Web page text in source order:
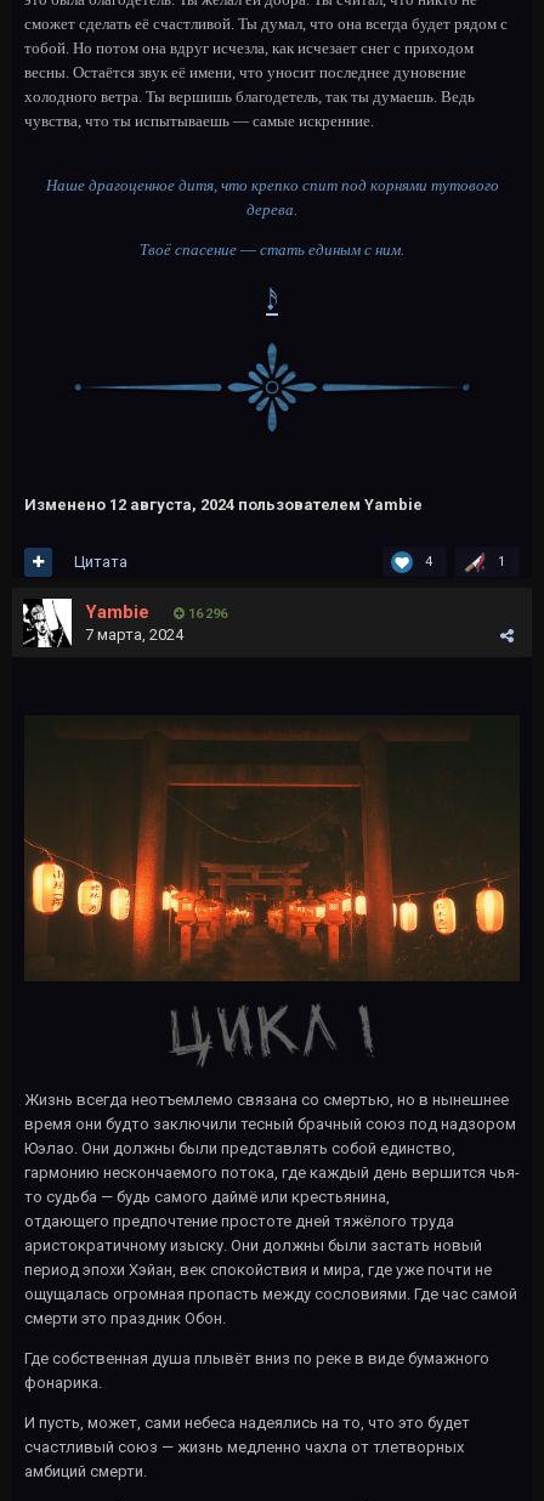
сможет сделать её счастливой. Ты думал, что она всегда будет рядом с
тобой. Но потом она вдруг исчезла, как исчезает снег с приходом
весны. Остаётся звук её имени, что уносит последнее дуновение
холодного ветра. Ты вершишь благодетель, так ты думаешь. Ведь
чувства, что ты испытываешь — самые искренние.
Наше драгоценное дитя, что крепко спит под корнями тутового
дерева.
Твоё спасение — стать единым с ним.
𝆺𝅥𝅯
Изменено 12 августа, 2024 пользователем Yambie
4 1
Цитата
Yambie 16 296
7 марта, 2024
Жизнь всегда неотъемлемо связана со смертью, но в нынешнее
время они будто заключили тесный брачный союз под надзором
Юэлао. Они должны были представлять собой единство,
гармонию нескончаемого потока, где каждый день вершится чья-
то судьба — будь самого даймё или крестьянина,
отдающего предпочтение простоте дней тяжёлого труда
аристократичному изыску. Они должны были застать новый
период эпохи Хэйан, век спокойствия и мира, где уже почти не
ощущалась огромная пропасть между сословиями. Где час самой
смерти это праздник Обон.
Где собственная душа плывёт вниз по реке в виде бумажного
фонарика.
И пусть, может, сами небеса надеялись на то, что это будет
счастливый союз — жизнь медленно чахла от тлетворных
амбиций смерти.